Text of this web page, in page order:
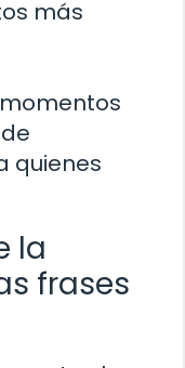
más
quienes
la
frases